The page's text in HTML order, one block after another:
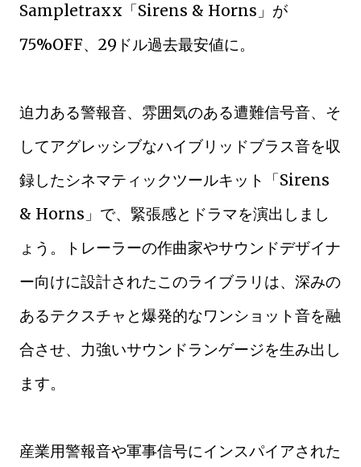
Sampletraxx「Sirens & Horns」が
75%OFF、29ドル過去最安値に。
迫力ある警報音、雰囲気のある遭難信号音、そ
してアグレッシブなハイブリッドブラス音を収
録したシネマティックツールキット「Sirens
& Horns」で、緊張感とドラマを演出しまし
ょう。トレーラーの作曲家やサウンドデザイナ
ー向けに設計されたこのライブラリは、深みの
あるテクスチャと爆発的なワンショット音を融
合させ、力強いサウンドランゲージを生み出し
ます。
産業用警報音や軍事信号にインスパイアされた